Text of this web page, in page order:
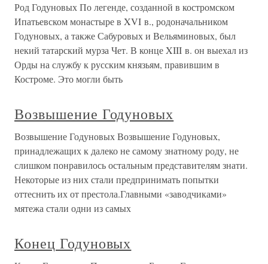
Род Годуновых По легенде, созданной в костромском
Ипатьевском монастыре в XVI в., родоначальником
Годуновых, а также Сабуровых и Вельяминовых, был
некий татарский мурза Чет. В конце XIII в. он выехал из
Орды на службу к русским князьям, правившим в
Костроме. Это могли быть
Возвышение Годуновых
Возвышение Годуновых Возвышение Годуновых,
принадлежащих к далеко не самому знатному роду, не
слишком понравилось остальным представителям знати.
Некоторые из них стали предпринимать попытки
оттеснить их от престола.Главными «заводчиками»
мятежа стали одни из самых
Конец Годуновых